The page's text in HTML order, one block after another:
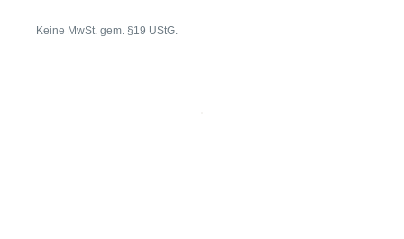
Keine MwSt. gem. §19 UStG.